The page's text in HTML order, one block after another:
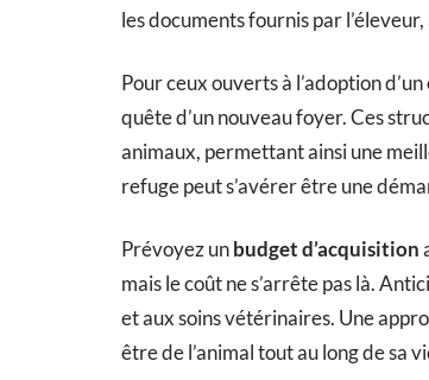
les documents fournis par
Pour ceux ouverts à l’adoption
quête d’un nouveau foyer. Ces
animaux, permettant ainsi une
refuge peut s’avérer être une
Prévoyez unbudget d’acquisition
mais le coût ne s’arrête pas là.
et aux soins vétérinaires. Une
être de l’animal tout au long de sa